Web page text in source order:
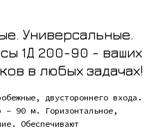
Универсальные.
1Д 200-90 - ваших
в любых задачах!
двустороннего входа.
90 м. Горизонтальное,
Обеспечивают